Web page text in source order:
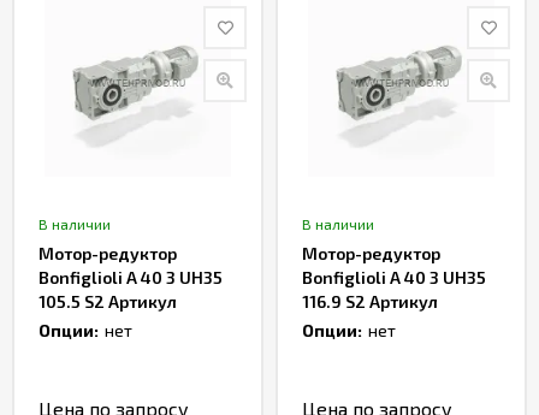
В наличии
Мотор-редуктор
Bonfiglioli A 40 3 UH35
105.5 S2 Артикул
TH233181
Опции: нет
Цена по запросу
В наличии
Мотор-редуктор
Bonfiglioli A 40 3 UH35
116.9 S2 Артикул
TH233183
Опции: нет
Цена по запросу